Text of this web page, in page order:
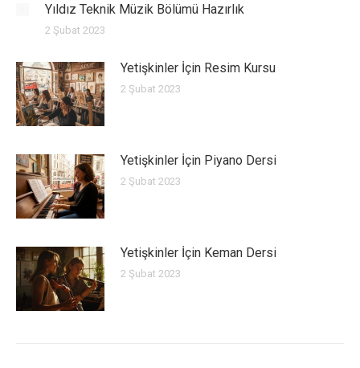
Yıldız Teknik Müzik Bölümü Hazırlık
2 Şubat 2023
Yetişkinler İçin Resim Kursu
2 Şubat 2023
Yetişkinler İçin Piyano Dersi
2 Şubat 2023
Yetişkinler İçin Keman Dersi
2 Şubat 2023